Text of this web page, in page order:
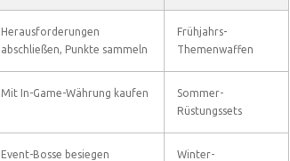
Herausforderungen
abschließen, Punkte sammeln
Frühjahrs-
Themenwaffen
Mit In-Game-Währung kaufen
Sommer-
Rüstungssets
Event-Bosse besiegen
Winter-